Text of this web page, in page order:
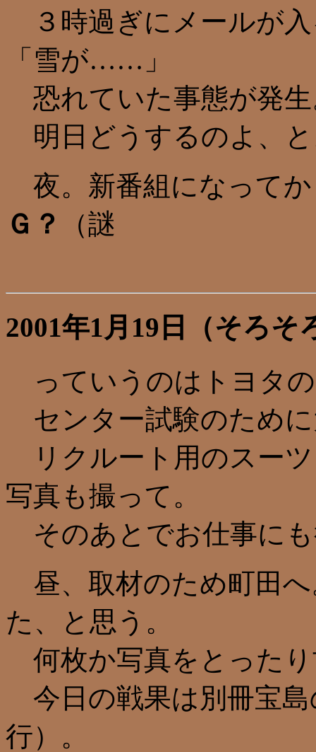
３時過ぎにメールが
「雪が……」
恐れていた事態が発
明日どうするのよ、
夜。新番組になって
Ｇ？
（謎
2001年1月19日（そろ
っていうのはトヨタ
センター試験のため
リクルート用のスー
写真も撮って。
そのあとでお仕事に
昼、取材のため町田
た、と思う。
何枚か写真をとった
今日の戦果は別冊宝島
行）。